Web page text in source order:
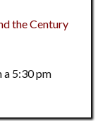
the Century
a 5:30 pm